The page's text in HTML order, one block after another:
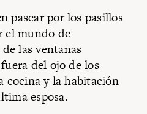
pasear por los pasillos
el mundo de
las ventanas
del ojo de los
cocina y la habitación
esposa.